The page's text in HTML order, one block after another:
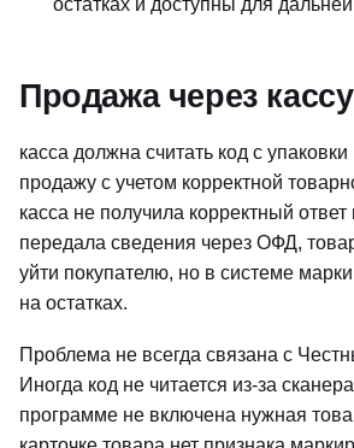
остатках и доступны для
Продажа через кассу
касса должна считать код с
продажу с учетом корректной
касса не получила корректный
передала сведения через ОФД,
уйти покупателю, но в системе
на остатках.
Проблема не всегда связана с
Иногда код не читается из-за
программе не включена нужная